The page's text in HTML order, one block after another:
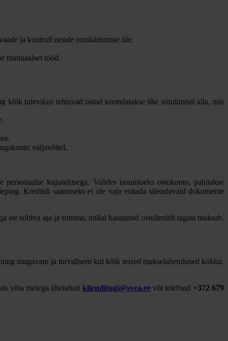
ja kontroll nende ostukäitumise üle.
manuaalset tööd.
kõik tulevikus tehtavad ostud koondatakse ühe ostulimiidi alla, mis
väljavõttel.
kujundusega. Valides tasumiseks ostukonto, palutakse
Krediidi saamiseks ei ole vaja esitada täiendavaid dokumente
ise sobiva aja ja summa, millal kasutatud ostulimiidi tagasi maksab.
mugavam ja turvalisem kui kõik teised makselahendused kokku.
võta meiega ühendust klienditugi@svea.eevõi telefonil +372 679